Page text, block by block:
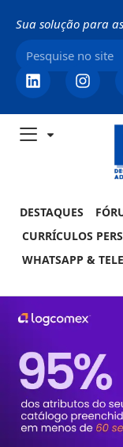
Sua solução para
DESTAQUES
CURRÍCULOS
WHATSAPP &